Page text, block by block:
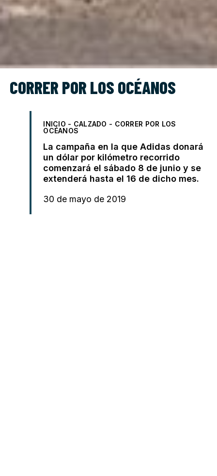
CORRER POR LOS OCÉANOS
INICIO - CALZADO - CORRER POR LOS
OCÉANOS
La campaña en la que Adidas donará
un dólar por kilómetro recorrido
comenzará el sábado 8 de junio y se
extenderá hasta el 16 de dicho mes.
30 de mayo de 2019